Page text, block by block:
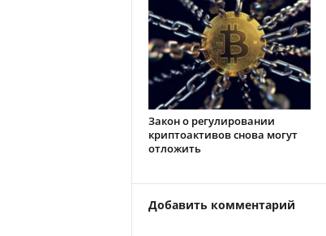
Закон о регулировании
криптоактивов снова могут
отложить
Добавить комментарий